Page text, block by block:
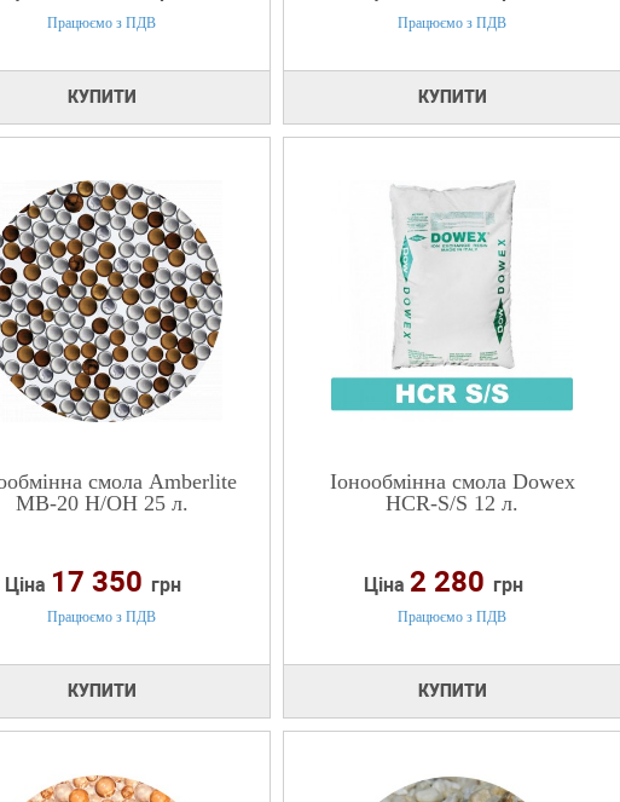
Працюємо з ПДВ
КУПИТИ
Працюємо з ПДВ
КУПИТИ
смола Amberlite
MB-20 H/OH 25 л.
Ціна 17 350 грн
Працюємо з ПДВ
КУПИТИ
Іонообмінна смола Dowex
HCR-S/S 12 л.
Ціна 2 280 грн
Працюємо з ПДВ
КУПИТИ